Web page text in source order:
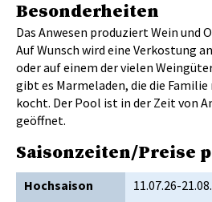
Besonderheiten
Das Anwesen produziert Wein und
Auf Wunsch wird eine Verkostung
oder auf einem der vielen
gibt es Marmeladen, die die
kocht. Der Pool ist in der Zeit von
geöffnet.
Saisonzeiten/Preise
Hochsaison
11.07.26-